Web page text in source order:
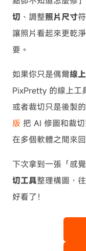
切 、調整照片尺寸
讓照片看起來更乾
要。
如果你只是偶爾線
PixPretty 的線上工
或者裁切只是後製
版 把 AI 修圖和裁
在多個軟體之間來
下次拿到一張「感
切工具整理構圖，
好看了！